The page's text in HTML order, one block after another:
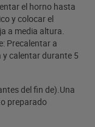
el horno hasta
y colocar el
a media altura.
Precalentar a
y calentar durante 5
del fin de).Una
preparado